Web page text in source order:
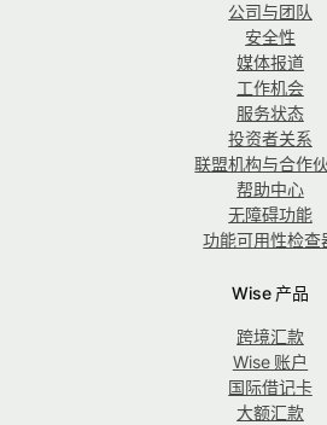
公司与团队
安全性
媒体报道
工作机会
服务状态
投资者关系
联盟机构与合作
帮助中心
无障碍功能
功能可用性检查
Wise 产品
跨境汇款
Wise 账户
国际借记卡
大额汇款